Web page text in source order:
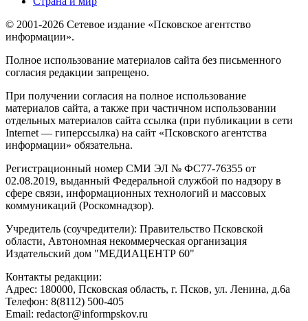
© 2001-2026 Сетевое издание «Псковское агентство
информации».
Полное использование материалов сайта без письменного
согласия редакции запрещено.
При получении согласия на полное использование
материалов сайта, а также при частичном использовании
отдельных материалов сайта ссылка (при публикации в сети
Internet — гиперссылка) на сайт «Псковского агентства
информации» обязательна.
Регистрационный номер СМИ ЭЛ № ФС77-76355 от
02.08.2019, выданный Федеральной службой по надзору в
сфере связи, информационных технологий и массовых
коммуникаций (Роскомнадзор).
Учредитель (соучредители): Правительство Псковской
области, Автономная некоммерческая организация
Издательский дом "МЕДИАЦЕНТР 60"
Контакты редакции:
Адреc: 180000, Псковская область, г. Псков, ул. Ленина, д.6а
Телефон: 8(8112) 500-405
Email: redactor@informpskov.ru